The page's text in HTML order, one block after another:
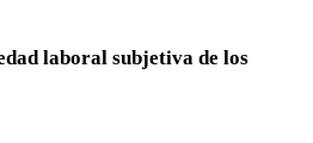
laboral subjetiva de los